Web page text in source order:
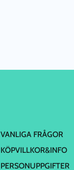
VANLIGA FRÅGOR
KÖPVILLKOR&INFO
PERSONUPPGIFTER